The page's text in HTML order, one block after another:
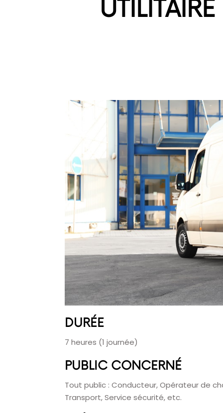
DURÉE
7 heures (1 journée)
PUBLIC CONCERNÉ
Tout public : Conducteur, Opérateur de
Transport, Service sécurité, etc.